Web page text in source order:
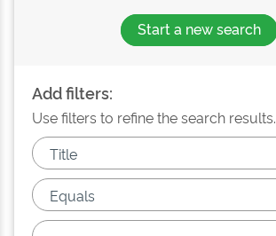
Start a new search
Add filters:
Use filters to refine the search results.